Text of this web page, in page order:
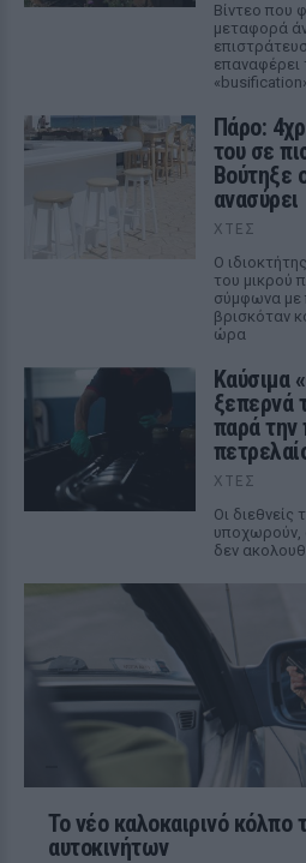
Βίντεο που
μεταφορά
επαναφέρει
Πάρο:
του σε
Βούτηξε
ανασύρει
ΧΤΕΣ
Ο
του μικρού
σύμφωνα με
βρισκόταν
ώρα
Καύσιμα
ξεπερνά
παρά την
ΧΤΕΣ
Οι διεθνείς
υποχωρούν,
δεν
Το νέο καλοκαιρινό
αυτοκινήτων